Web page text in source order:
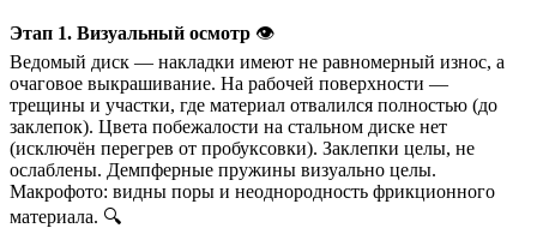
Этап 1. Визуальный осмотр 👁️
Ведомый диск — накладки имеют не равномерный износ, а
очаговое выкрашивание. На рабочей поверхности —
трещины и участки, где материал отвалился полностью (до
заклепок). Цвета побежалости на стальном диске нет
(исключён перегрев от пробуксовки). Заклепки целы, не
ослаблены. Демпферные пружины визуально целы.
Макрофото: видны поры и неоднородность фрикционного
материала. 🔍